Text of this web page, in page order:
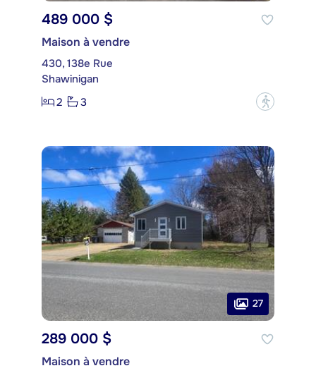
489 000 $
Maison à vendre
430, 138e Rue
Shawinigan
2
3 ?
27
289 000 $
Maison à vendre